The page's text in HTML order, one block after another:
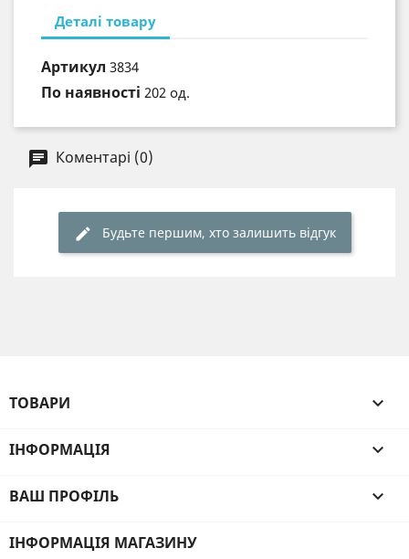
Деталі товару
Артикул 3834
По наявності 202 од.
Коментарі (0)
Будьте першим, хто залишить відгук
ТОВАРИ 
ІНФОРМАЦІЯ 
ВАШ ПРОФІЛЬ 
ІНФОРМАЦІЯ МАГАЗИНУ